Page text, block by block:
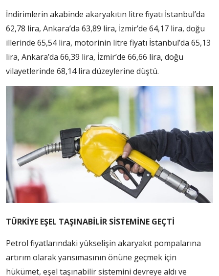
İndirimlerin akabinde akaryakıtın litre fiyatı İstanbul’da
62,78 lira, Ankara’da 63,89 lira, İzmir’de 64,17 lira, doğu
illerinde 65,54 lira, motorinin litre fiyatı İstanbul’da 65,13
lira, Ankara’da 66,39 lira, İzmir’de 66,66 lira, doğu
vilayetlerinde 68,14 lira düzeylerine düştü.
TÜRKİYE EŞEL TAŞINABİLİR SİSTEMİNE GEÇTİ
Petrol fiyatlarındaki yükselişin akaryakıt pompalarına
artırım olarak yansımasının önüne geçmek için
hükümet, eşel taşınabilir sistemini devreye aldı ve